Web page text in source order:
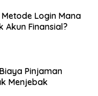
Metode Login Mana
Akun Finansial?
Pinjaman
Menjebak